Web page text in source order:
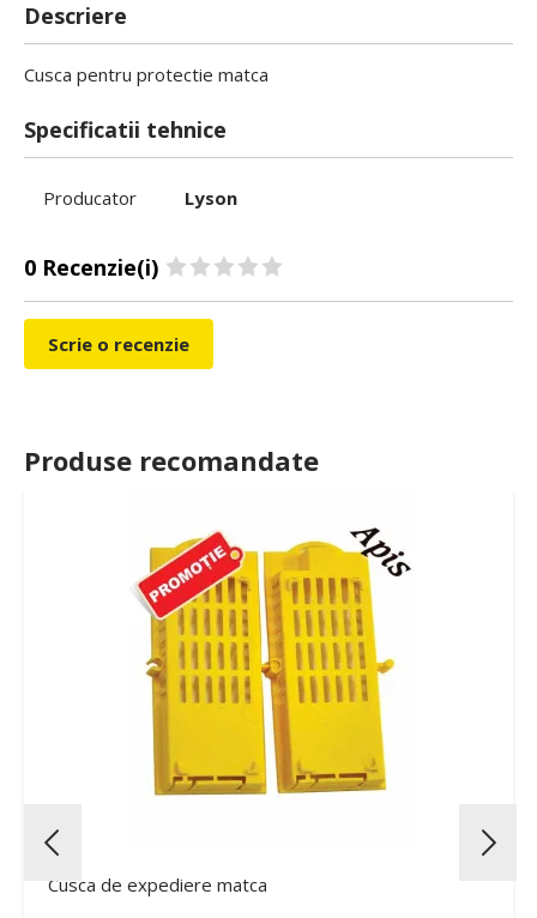
Descriere
Cusca pentru protectie matca
Specificatii tehnice
Producator Lyson
0 Recenzie(i)
Scrie o recenzie
Produse recomandate
Cusca de expediere matca